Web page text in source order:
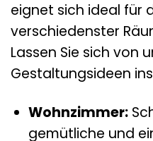
eignet sich ideal für
verschiedenster
Lassen Sie sich von
Gestaltungsideen
Wohnzimmer:
gemütliche und